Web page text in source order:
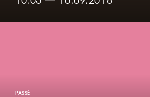
PASSÉ